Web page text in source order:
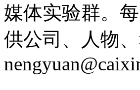
媒体实验群。
供公司、人物